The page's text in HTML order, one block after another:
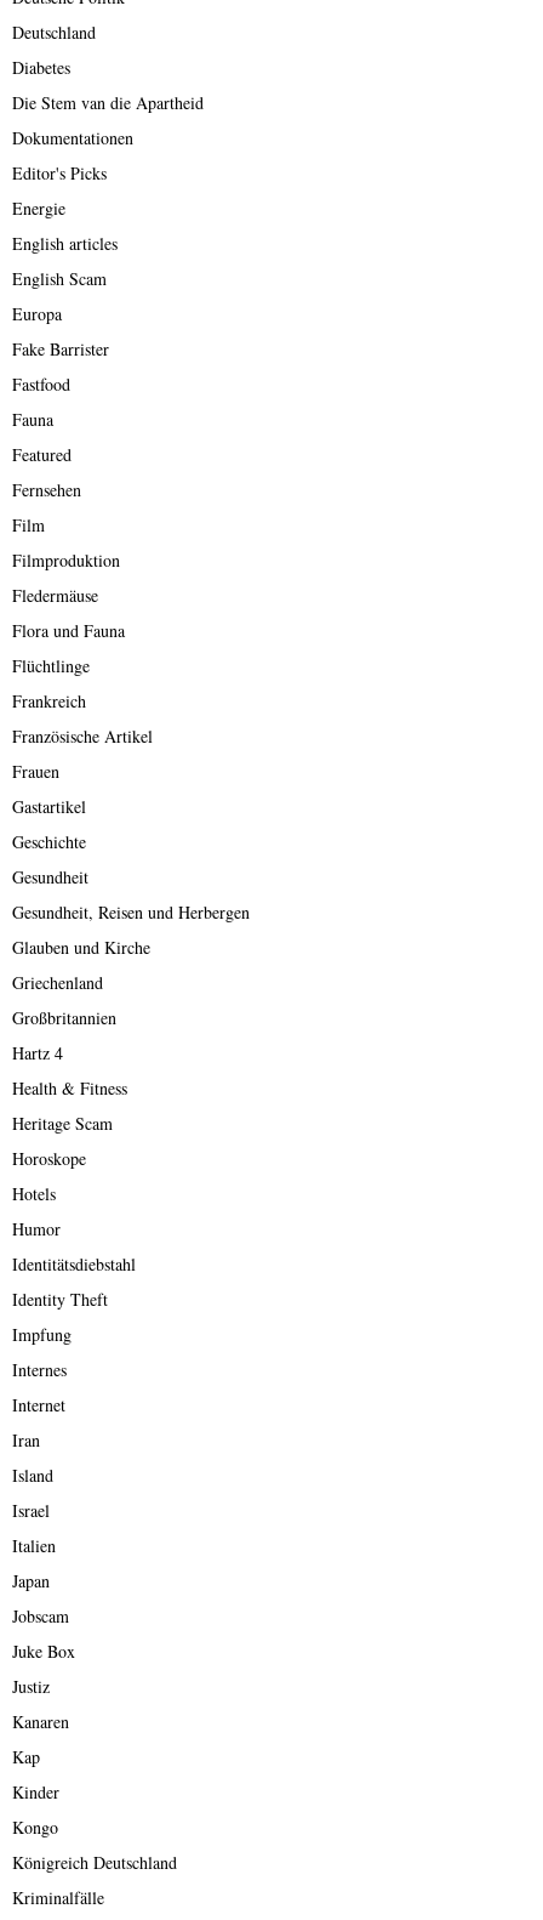
Deutschland
Diabetes
Die Stem van die Apartheid
Dokumentationen
Editor's Picks
Energie
English articles
English Scam
Europa
Fake Barrister
Fastfood
Fauna
Featured
Fernsehen
Film
Filmproduktion
Fledermäuse
Flora und Fauna
Flüchtlinge
Frankreich
Französische Artikel
Frauen
Gastartikel
Geschichte
Gesundheit
Gesundheit, Reisen und Herbergen
Glauben und Kirche
Griechenland
Großbritannien
Hartz 4
Health & Fitness
Heritage Scam
Horoskope
Hotels
Humor
Identitätsdiebstahl
Identity Theft
Impfung
Internes
Internet
Iran
Island
Israel
Italien
Japan
Jobscam
Juke Box
Justiz
Kanaren
Kap
Kinder
Kongo
Königreich Deutschland
Kriminalfälle